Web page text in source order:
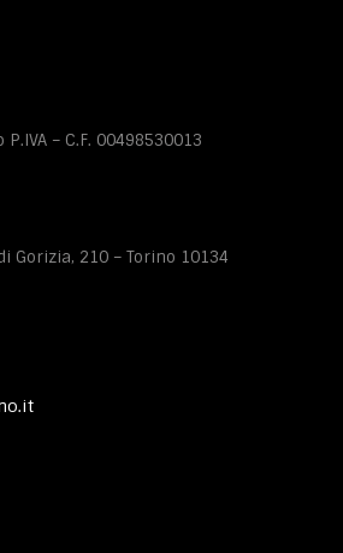
– C.F. 00498530013
Gorizia, 210 – Torino 10134